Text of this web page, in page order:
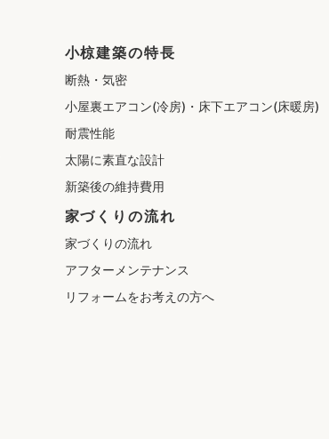
小椋建築の特長
断熱・気密
小屋裏エアコン(冷房)・ 床下エアコン(床暖房)
耐震性能
太陽に素直な設計
新築後の維持費用
家づくりの流れ
家づくりの流れ
アフターメンテナンス
リフォームをお考えの方へ